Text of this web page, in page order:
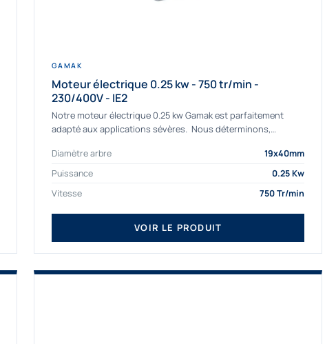
GAMAK
Moteur électrique 0.25 kw - 750 tr/min -
230/400V - IE2
Notre moteur électrique 0.25 kw Gamak est parfaitement
adapté aux applications sévères. Nous déterminons,
asynchrones depuis de nombreuses années....
Diamètre arbre
19x40mm
Puissance
0.25 Kw
Vitesse
750 Tr/min
VOIR LE PRODUIT